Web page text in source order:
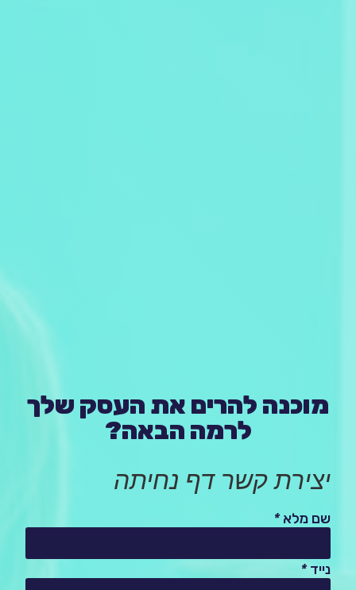
מוכנה להרים את העסק שלך
לרמה הבאה?
יצירת קשר דף נחיתה
שם מלא*
נייד*